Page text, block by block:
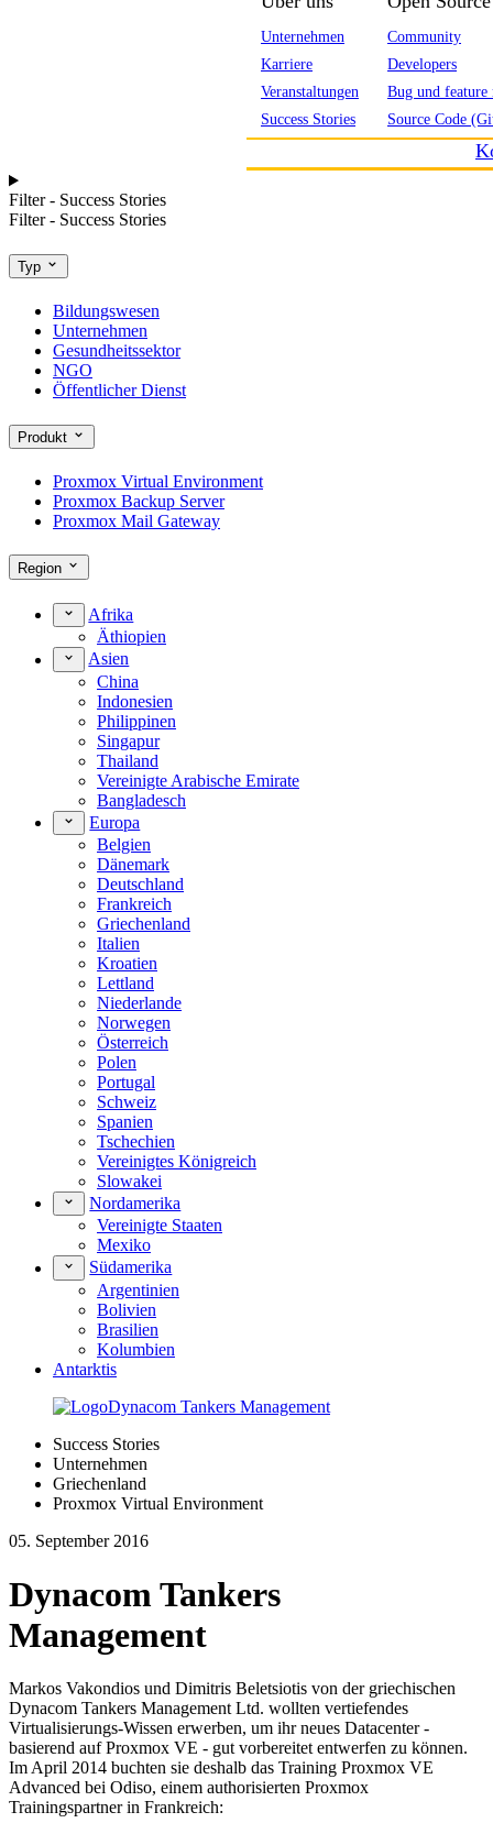
Unternehmen
Karriere
Veranstaltungen
Success Stories
Community
Developers
Bug und feature
Source Code
Filter - Success Stories
Filter - Success Stories
Typ
Bildungswesen
Unternehmen
Gesundheitssektor
NGO
Öffentlicher Dienst
Produkt
Proxmox Virtual Environment
Proxmox Backup Server
Proxmox Mail Gateway
Region
Afrika
Äthiopien
Asien
China
Indonesien
Philippinen
Singapur
Thailand
Vereinigte Arabische Emirate
Bangladesch
Europa
Belgien
Dänemark
Deutschland
Frankreich
Griechenland
Italien
Kroatien
Lettland
Niederlande
Norwegen
Österreich
Polen
Portugal
Schweiz
Spanien
Tschechien
Vereinigtes Königreich
Slowakei
Nordamerika
Vereinigte Staaten
Mexiko
Südamerika
Argentinien
Bolivien
Brasilien
Kolumbien
Antarktis
Success Stories
Unternehmen
Griechenland
Proxmox Virtual Environment
05. September 2016
Dynacom Tankers
Management
Markos Vakondios und Dimitris Beletsiotis von der griechischen
Dynacom Tankers Management Ltd. wollten vertiefendes
Virtualisierungs-Wissen erwerben, um ihr neues Datacenter -
basierend auf Proxmox VE - gut vorbereitet entwerfen zu können.
Im April 2014 buchten sie deshalb das Training Proxmox VE
Advanced bei Odiso, einem authorisierten Proxmox
Trainingspartner in Frankreich: